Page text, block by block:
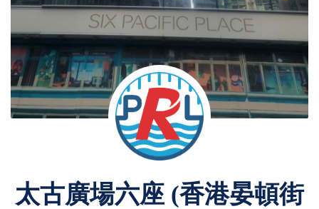
太古廣場六座 (香港晏頓街